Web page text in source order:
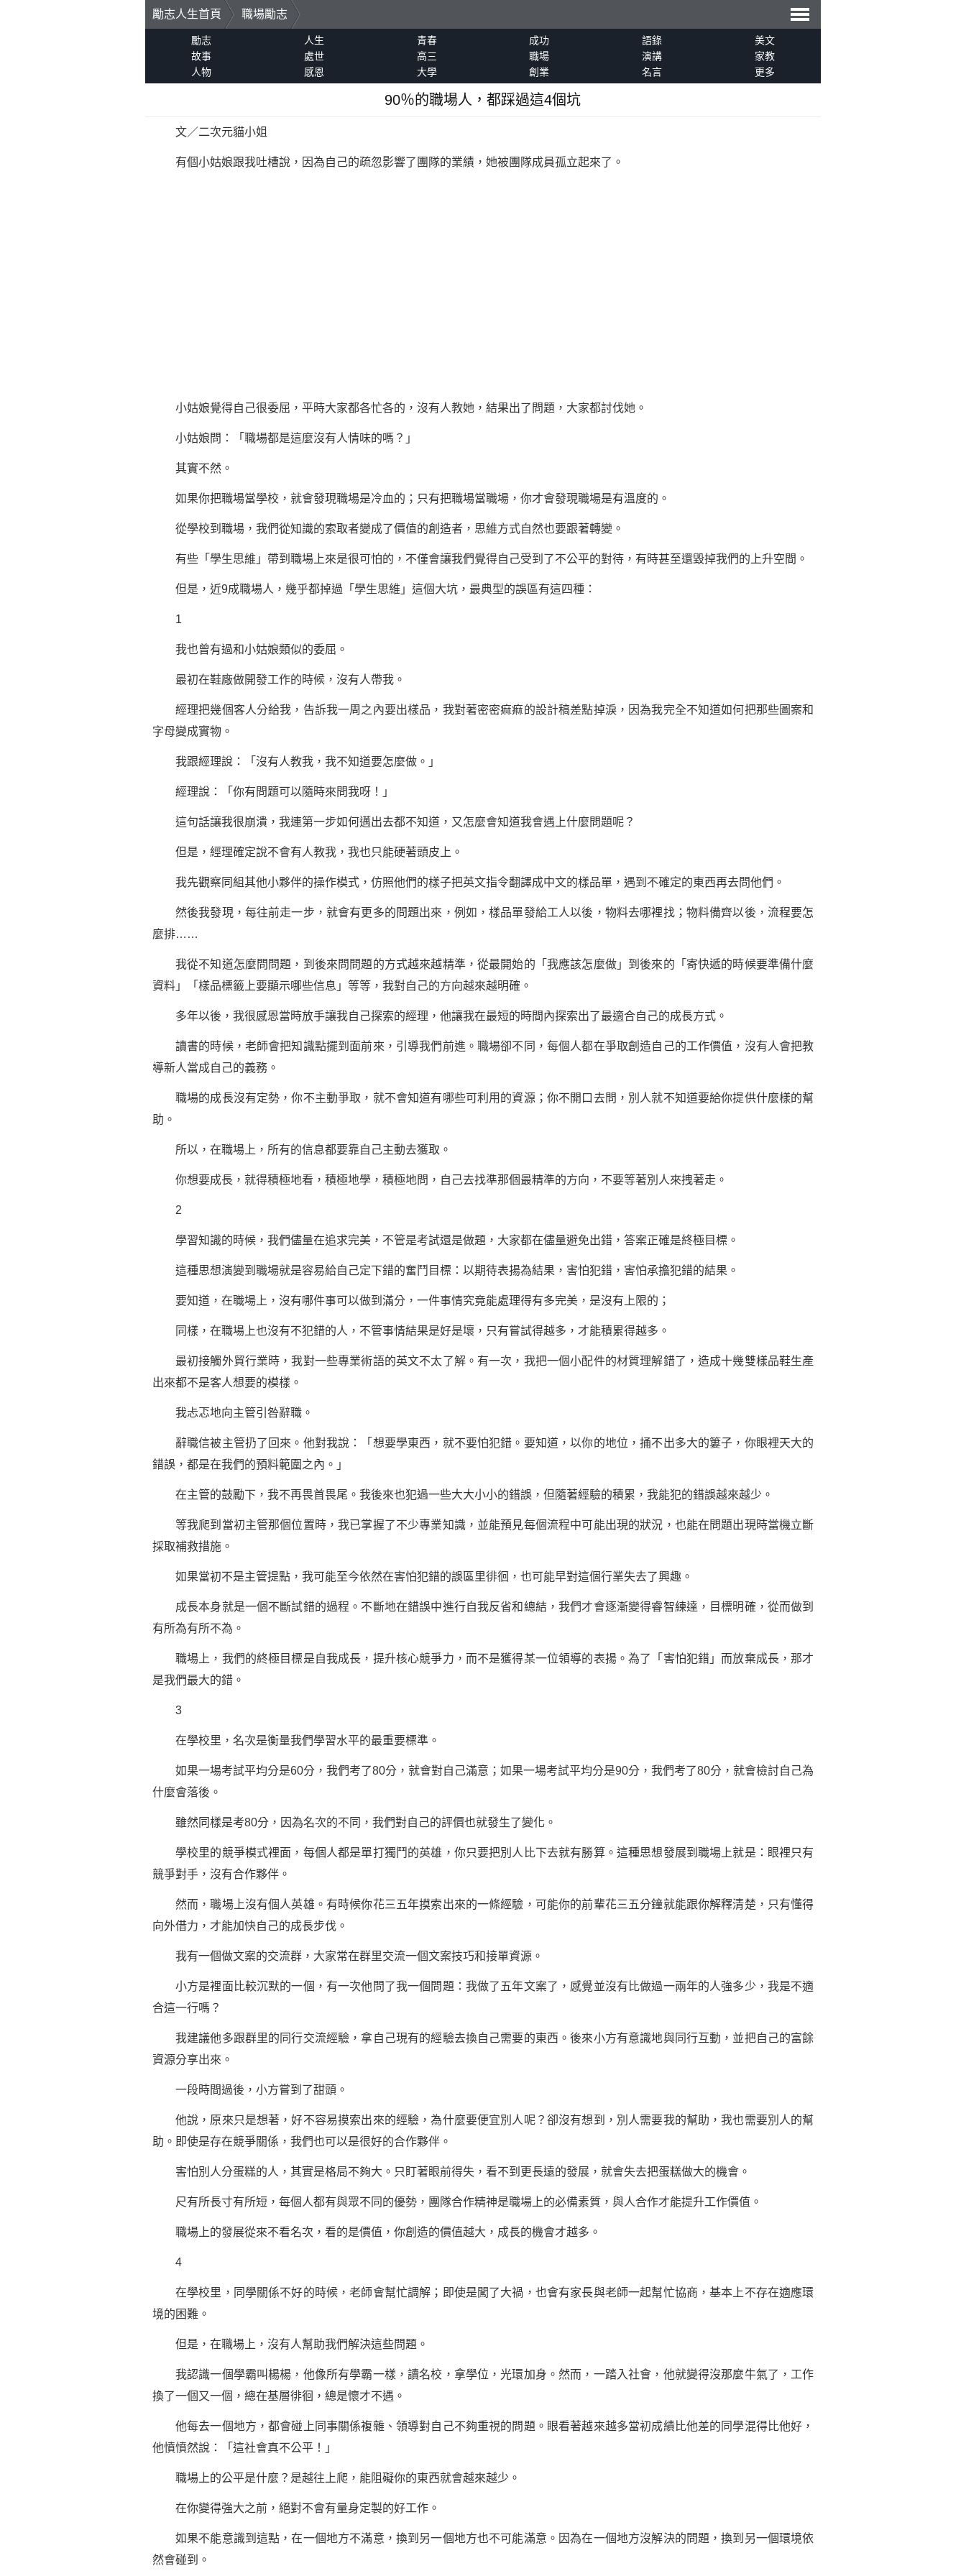
勵志人生首頁
職場勵志
導
勵志 人生 青春 成功 語錄
美文
故事
處世 高三 職場 演講
家教
人物
感恩 大學 創業 名言 更多
90％的職場人，都踩過這4個坑
文／二次元貓小姐
有個小姑娘跟我吐槽說，因為自己的疏忽影響了團隊的業績，她被團隊成員孤立起來了。
小姑娘覺得自己很委屈，平時大家都各忙各的，沒有人教她，結果出了問題，大家都討伐她。
小姑娘問：「職場都是這麼沒有人情味的嗎？」
其實不然。
如果你把職場當學校，就會發現職場是冷血的；只有把職場當職場，你才會發現職場是有溫度的。
從學校到職場，我們從知識的索取者變成了價值的創造者，思維方式自然也要跟著轉變。
有些「學生思維」帶到職場上來是很可怕的，不僅會讓我們覺得自己受到了不公平的對待，有時甚至還毀掉我們的上升空間。
但是，近9成職場人，幾乎都掉過「學生思維」這個大坑，最典型的誤區有這四種：
1
我也曾有過和小姑娘類似的委屈。
最初在鞋廠做開發工作的時候，沒有人帶我。
經理把幾個客人分給我，告訴我一周之內要出樣品，我對著密密痲痲的設計稿差點掉淚，因為我完全不知道如何把那些圖案和
字母變成實物。
我跟經理說：「沒有人教我，我不知道要怎麼做。」
經理說：「你有問題可以隨時來問我呀！」
這句話讓我很崩潰，我連第一步如何邁出去都不知道，又怎麼會知道我會遇上什麼問題呢？
但是，經理確定說不會有人教我，我也只能硬著頭皮上。
我先觀察同組其他小夥伴的操作模式，仿照他們的樣子把英文指令翻譯成中文的樣品單，遇到不確定的東西再去問他們。
然後我發現，每往前走一步，就會有更多的問題出來，例如，樣品單發給工人以後，物料去哪裡找；物料備齊以後，流程要怎
麼排……
我從不知道怎麼問問題，到後來問問題的方式越來越精準，從最開始的「我應該怎麼做」到後來的「寄快遞的時候要準備什麼
資料」「樣品標籤上要顯示哪些信息」等等，我對自己的方向越來越明確。
多年以後，我很感恩當時放手讓我自己探索的經理，他讓我在最短的時間內探索出了最適合自己的成長方式。
讀書的時候，老師會把知識點擺到面前來，引導我們前進。職場卻不同，每個人都在爭取創造自己的工作價值，沒有人會把教
導新人當成自己的義務。
職場的成長沒有定勢，你不主動爭取，就不會知道有哪些可利用的資源；你不開口去問，別人就不知道要給你提供什麼樣的幫
助。
所以，在職場上，所有的信息都要靠自己主動去獲取。
你想要成長，就得積極地看，積極地學，積極地問，自己去找準那個最精準的方向，不要等著別人來拽著走。
2
學習知識的時候，我們儘量在追求完美，不管是考試還是做題，大家都在儘量避免出錯，答案正確是終極目標。
這種思想演變到職場就是容易給自己定下錯的奮鬥 目標：以期待表揚為結果，害怕犯錯，害怕承擔犯錯的結果。
要知道，在職場上，沒有哪件事可以做到滿分，一件事情究竟能處理得有多完美，是沒有上限的；
同樣，在職場上也沒有不犯錯的人，不管事情結果是好是壞，只有嘗試得越多，才能積累得越多。
最初接觸外貿行業時，我對一些專業術語的英文不太了解。有一次，我把一個小配件的材質理解錯了，造成十幾雙樣品鞋生產
出來都不是客人想要的模樣。
我忐忑地向主管引咎辭職。
辭職信被主管扔了回來。他對我說：「想要學東西，就不要怕犯錯。要知道，以你的地位，捅不出多大的簍子，你眼裡天大的
錯誤，都是在我們的預料範圍之內。」
在主管的鼓勵下，我不再畏首畏尾。我後來也犯過一些大大小小的錯誤，但隨著經驗的積累，我能犯的錯誤越來越少。
等我爬到當初主管那個位置時，我已掌握了不少專業知識，並能預見每個流程中可能出現的狀況，也能在問題出現時當機立斷
採取補救措施。
如果當初不是主管提點，我可能至今依然在害怕犯錯的誤區里徘徊，也可能早對這個行業失去了興趣。
成長本身就是一個不斷試錯的過程。不斷地在錯誤中進行自我反省和總結，我們才會逐漸變得睿智練達，目標明確，從而做到
有所為有所不為。
職場上，我們的終極目標是自我成長，提升核心競爭力，而不是獲得某一位領導的表揚。為了「害怕犯錯」而放棄成長，那才
是我們最大的錯。
3
在學校里，名次是衡量我們學習水平的最重要標準。
如果一場考試平均分是60分，我們考了80分，就會對自己滿意；如果一場考試平均分是90分，我們考了80分，就會檢討自己為
什麼會落後。
雖然同樣是考80分，因為名次的不同，我們對自己的評價也就發生了變化。
學校里的競爭模式裡面，每個人都是單打獨鬥的英雄，你只要把別人比下去就有勝算。這種思想發展到職場上就是：眼裡只有
競爭對手，沒有合作夥伴。
然而，職場上沒有個人英雄。有時候你花三五年摸索出來的一條經驗，可能你的前輩花三五分鐘就能跟你解釋清楚，只有懂得
向外借力，才能加快自己的成長步伐。
我有一個做文案的交流群，大家常在群里交流一個文案技巧和接單資源。
小方是裡面比較沉默的一個，有一次他問了我一個問題：我做了五年文案了，感覺並沒有比做過一兩年的人強多少，我是不適
合這一行嗎？
我建議他多跟群里的同行交流經驗，拿自己現有的經驗去換自己需要的東西。後來小方有意識地與同行互動，並把自己的富餘
資源分享出來。
一段時間過後，小方嘗到了甜頭。
他說，原來只是想著，好不容易摸索出來的經驗，為什麼要便宜別人呢？卻沒有想到，別人需要我的幫助，我也需要別人的幫
助。即使是存在競爭關係，我們也可以是很好的合作夥伴。
害怕別人分蛋糕的人，其實是格局不夠大。只盯著眼前得失，看不到更長遠的發展，就會失去把蛋糕做大的機會。
尺有所長寸有所短，每個人都有與眾不同的優勢，團隊合作精神是職場上的必備素質，與人合作才能提升工作價值。
職場上的發展從來不看名次，看的是價值，你創造的價值越大，成長的機會才越多。
4
在學校里，同學關係不好的時候，老師會幫忙調解；即使是闖了大禍，也會有家長與老師一起幫忙協商，基本上不存在適應環
境的困難。
但是，在職場上，沒有人幫助我們解決這些問題。
我認識一個學霸叫楊楊，他像所有學霸一樣，讀名校，拿學位，光環加身。然而，一踏入社會，他就變得沒那麼牛氣了，工作
換了一個又一個，總在基層徘徊，總是懷才不遇。
他每去一個地方，都會碰上同事關係複雜、領導對自己不夠重視的問題。眼看著越來越多當初成績比他差的同學混得比他好，
他憤憤然說：「這社會真不公平！」
職場上的公平是什麼？是越往上爬，能阻礙你的東西就會越來越少。
在你變得強大之前，絕對不會有量身定製的好工作。
如果不能意識到這點，在一個地方不滿意，換到另一個地方也不可能滿意。因為在一個地方沒解決的問題，換到另一個環境依
然會碰到。